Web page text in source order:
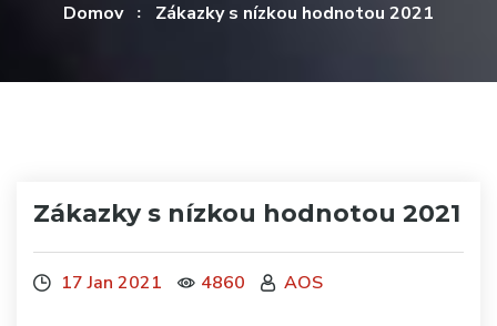
Domov Zákazky s nízkou hodnotou 2021
Zákazky s nízkou hodnotou 2021
17 Jan 2021 4860 AOS